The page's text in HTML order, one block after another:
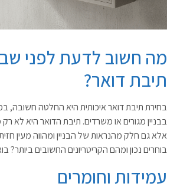
מה חשוב לדעת לפני
תיבת דואר?
בחירת תיבת דואר איכותית היא החלטה חשובה,
בבניין מגורים או משרדים. תיבת הדואר היא לא
אלא גם חלק מהנראות של הבניין ומהווה מעין
בוחרים נכון ומהם הקריטריונים החשובים ביותר?
עמידות וחומרים